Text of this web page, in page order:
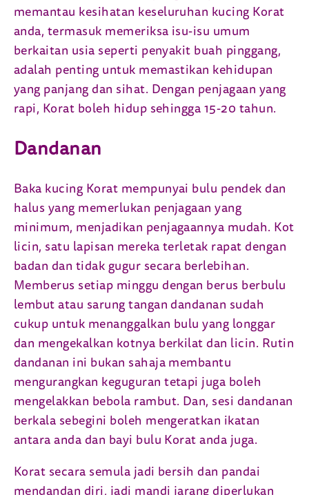
memantau kesihatan keseluruhan kucing Korat
anda, termasuk memeriksa isu-isu umum
berkaitan usia seperti penyakit buah pinggang,
adalah penting untuk memastikan kehidupan
yang panjang dan sihat. Dengan penjagaan yang
rapi, Korat boleh hidup sehingga 15-20 tahun.
Dandanan
Baka kucing Korat mempunyai bulu pendek dan
halus yang memerlukan penjagaan yang
minimum, menjadikan penjagaannya mudah. Kot
licin, satu lapisan mereka terletak rapat dengan
badan dan tidak gugur secara berlebihan.
Memberus setiap minggu dengan berus berbulu
lembut atau sarung tangan dandanan sudah
cukup untuk menanggalkan bulu yang longgar
dan mengekalkan kotnya berkilat dan licin. Rutin
dandanan ini bukan sahaja membantu
mengurangkan keguguran tetapi juga boleh
mengelakkan bebola rambut. Dan, sesi dandanan
berkala sebegini boleh mengeratkan ikatan
antara anda dan bayi bulu Korat anda juga.
Korat secara semula jadi bersih dan pandai
mendandan diri, jadi mandi jarang diperlukan